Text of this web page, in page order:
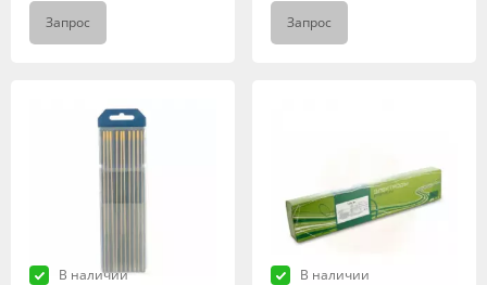
Запрос Запрос
В наличии
В наличии